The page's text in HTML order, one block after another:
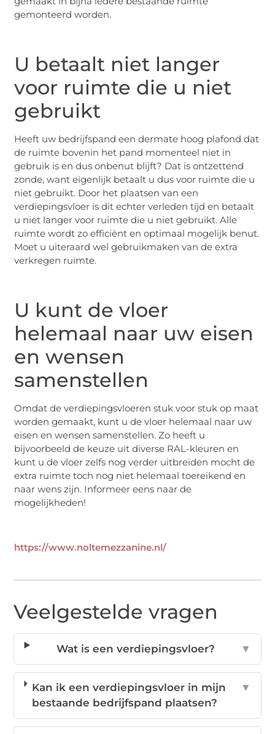
gemonteerd worden.
U betaalt niet langer
voor ruimte die u niet
gebruikt
Heeft uw bedrijfspand een dermate hoog plafond dat
de ruimte bovenin het pand momenteel niet in
gebruik is en dus onbenut blijft? Dat is ontzettend
zonde, want eigenlijk betaalt u dus voor ruimte die u
niet gebruikt. Door het plaatsen van een
verdiepingsvloer is dit echter verleden tijd en betaalt
u niet langer voor ruimte die u niet gebruikt. Alle
ruimte wordt zo efficiënt en optimaal mogelijk benut.
Moet u uiteraard wel gebruikmaken van de extra
verkregen ruimte.
U kunt de vloer
helemaal naar uw eisen
en wensen
samenstellen
Omdat de verdiepingsvloeren stuk voor stuk op maat
worden gemaakt, kunt u de vloer helemaal naar uw
eisen en wensen samenstellen. Zo heeft u
bijvoorbeeld de keuze uit diverse RAL-kleuren en
kunt u de vloer zelfs nog verder uitbreiden mocht de
extra ruimte toch nog niet helemaal toereikend en
naar wens zijn. Informeer eens naar de
mogelijkheden!
https://www.noltemezzanine.nl/
Veelgestelde vragen
Wat is een verdiepingsvloer? ▼
Kan ik een verdiepingsvloer in mijn
bestaande bedrijfspand plaatsen?
▼